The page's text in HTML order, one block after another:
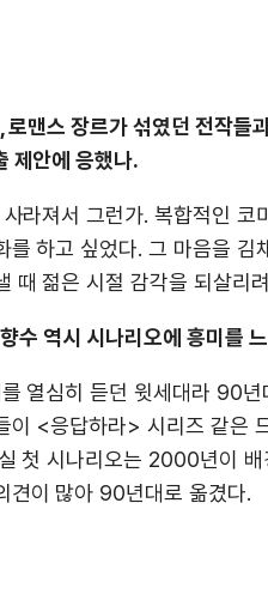
로맨스 장르가 섞였던 전작들
제안에 응했나.
라져서 그런가. 복합적인
를 하고 싶었다. 그 마음을 김
때 젊은 시절 감각을 되살리
수 역시 시나리오에 흥미를
열심히 듣던 윗세대라 90
이 <응답하라> 시리즈 같은
첫 시나리오는 2000년이
견이 많아 90년대로 옮겼다.